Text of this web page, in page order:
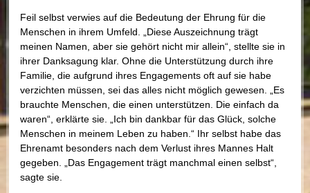
Feil selbst verwies auf die Bedeutung der Ehrung für die
Menschen in ihrem Umfeld. „Diese Auszeichnung trägt
meinen Namen, aber sie gehört nicht mir allein“, stellte sie in
ihrer Danksagung klar. Ohne die Unterstützung durch ihre
Familie, die aufgrund ihres Engagements oft auf sie habe
verzichten müssen, sei das alles nicht möglich gewesen. „Es
brauchte Menschen, die einen unterstützen. Die einfach da
waren“, erklärte sie. „Ich bin dankbar für das Glück, solche
Menschen in meinem Leben zu haben.“ Ihr selbst habe das
Ehrenamt besonders nach dem Verlust ihres Mannes Halt
gegeben. „Das Engagement trägt manchmal einen selbst“,
sagte sie.